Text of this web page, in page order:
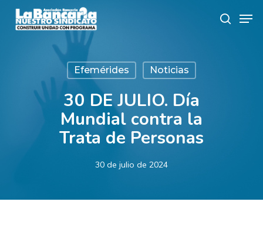
main
search
Efemérides Noticias
30 DE JULIO. Día
Mundial contra la
Trata de Personas
30 de julio de 2024